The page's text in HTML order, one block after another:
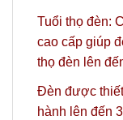
Tuổi thọ đèn:
cao cấp giúp
thọ đèn lên
Đèn được
hành lên đến